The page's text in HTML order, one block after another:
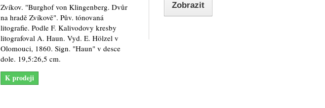
Zvíkov. "Burghof von Klingenberg. Dvůr
na hradě Zvíkově". Pův. tónovaná
litografie. Podle F. Kalivodovy kresby
litografoval A. Haun. Vyd. E. Hölzel v
Olomouci, 1860. Sign. "Haun" v desce
dole. 19,5:26,5 cm.
K prodeji
Zobrazit